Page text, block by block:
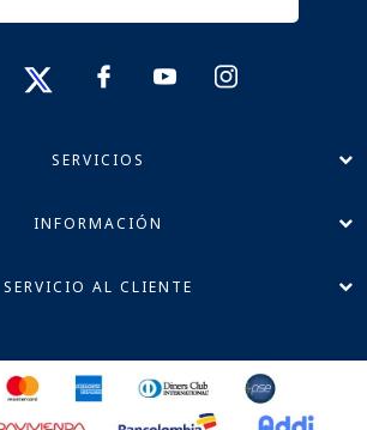
SERVICIOS
INFORMACIÓN
SERVICIO AL CLIENTE